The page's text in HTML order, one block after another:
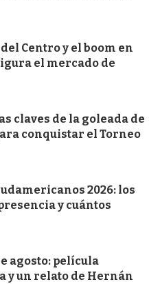
Centro y el boom en
el mercado de
claves de la goleada de
conquistar el Torneo
2026: los
y cuántos
agosto: película
y un relato de Hernán